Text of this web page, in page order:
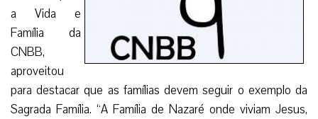
a Vida e
Família da
CNBB,
aproveitou
para destacar que as famílias devem seguir o exemplo da
Sagrada Família. “A Família de Nazaré onde viviam Jesus,